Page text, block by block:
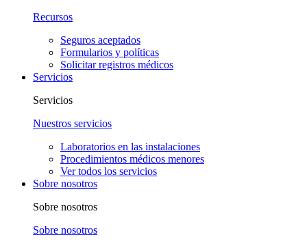
Recursos
Seguros aceptados
Formularios y políticas
Solicitar registros médicos
Servicios
Servicios
Nuestros servicios
Laboratorios en las instalaciones
Procedimientos médicos menores
Ver todos los servicios
Sobre nosotros
Sobre nosotros
Sobre nosotros